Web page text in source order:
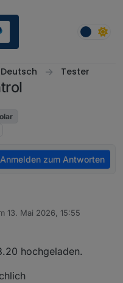
Deutsch Tester
Anmelden zum Antworten
13. Mai 2026, 15:55
von
hochgeladen.